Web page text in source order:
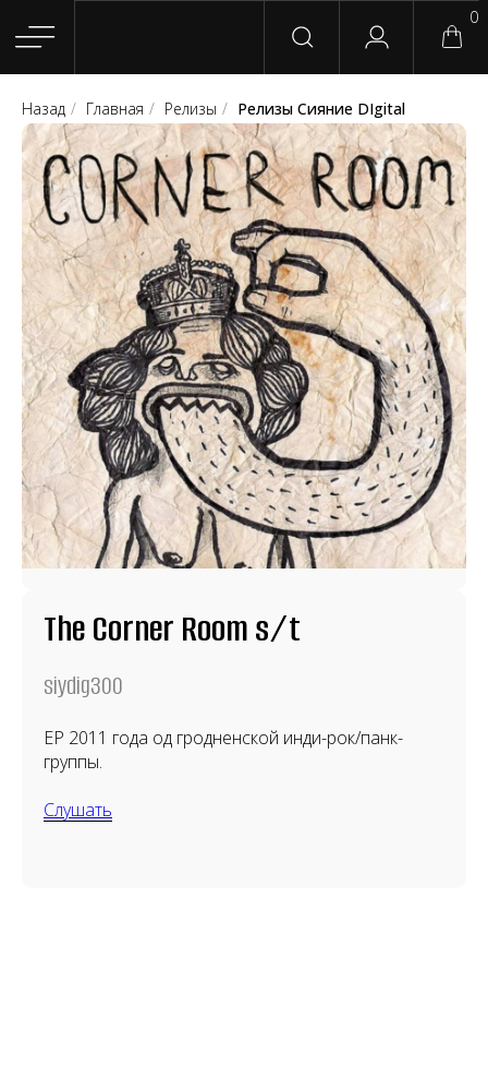
Главная Магазин Группы Релизы Плейлисты
Сотрудничество Для покупателей English
Назад / Главная / Релизы / Релизы Сияние DIgital
The Corner Room s/t
siydig300
EP 2011 года од гродненской инди-рок/панк-
группы.
Слушать